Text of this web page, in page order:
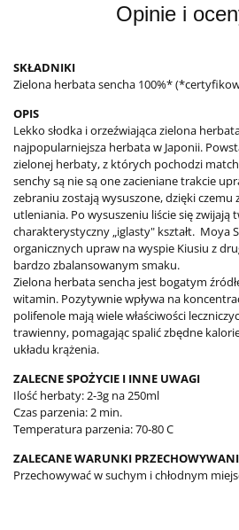
Opinie i
SKŁADNIKI
Zielona herbata sencha 100%*
OPIS
Lekko słodka i orzeźwiająca zielona
najpopularniejsza herbata w Japonii.
zielonej herbaty, z których pochodzi
senchy są nie są one zacieniane trakcie
zebraniu zostają wysuszone, dzięki czemu
utleniania. Po wysuszeniu liście się zwijają
charakterystyczny „iglasty" kształt. Moya
organicznych upraw na wyspie Kiusiu z
bardzo zbalansowanym smaku.
Zielona herbata sencha jest bogatym
witamin. Pozytywnie wpływa na
polifenole mają wiele właściwości
trawienny, pomagając spalić zbędne
układu krążenia.
ZALECNE SPOŻYCIE I INNE UWAGI
Ilość herbaty: 2-3g na 250ml
Czas parzenia: 2 min.
Temperatura parzenia: 70-80 C
ZALECANE WARUNKI
Przechowywać w suchym i chłodnym